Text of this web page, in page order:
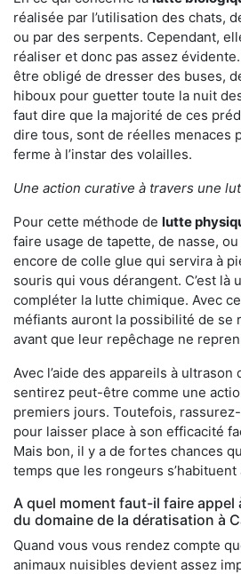
réalisée par l’utilisation des chats,
ou par des serpents. Cependant,
réaliser et donc pas assez
être obligé de dresser des buses,
hiboux pour guetter toute la nuit
faut dire que la majorité de ces
dire tous, sont de réelles menaces
ferme à l’instar des volailles.
Une action curative à travers une
Pour cette méthode de lutte
faire usage de tapette, de nasse,
encore de colle glue qui servira à
souris qui vous dérangent. C’est là
compléter la lutte chimique. Avec
méfiants auront la possibilité de se
avant que leur repêchage ne
Avec l’aide des appareils à ultrason
sentirez peut-être comme une
premiers jours. Toutefois,
pour laisser place à son efficacité
Mais bon, il y a de fortes chances
temps que les rongeurs
A quel moment faut-il faire appel
du domaine de la dératisation à
Quand vous vous rendez compte
animaux nuisibles devient assez